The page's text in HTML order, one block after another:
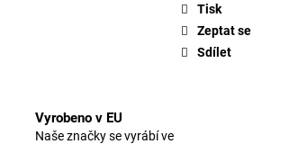
Tisk
Zeptat se
Sdílet
Vyrobeno v EU
Naše značky se vyrábí ve